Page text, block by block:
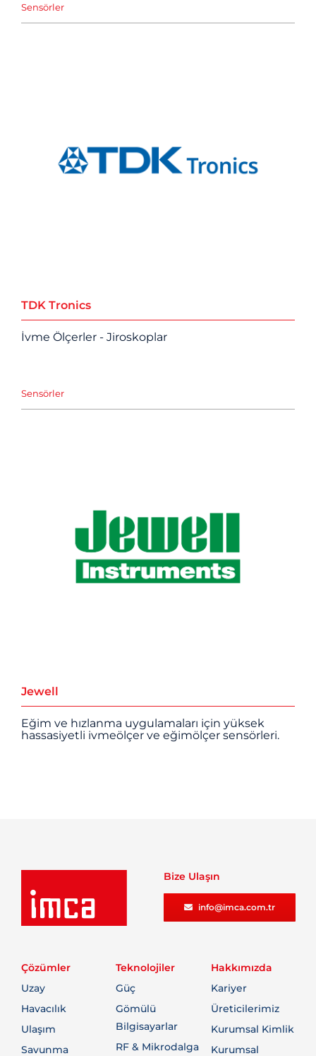
Sensörler
TDK Tronics
İvme Ölçerler - Jiroskoplar
Sensörler
Jewell
Eğim ve hızlanma uygulamaları için yüksek
hassasiyetli ivmeölçer ve eğimölçer sensörleri.
Çözümler
Uzay
Havacılık
Ulaşım
Savunma
Teknolojiler
Güç
Gömülü
Bilgisayarlar
RF & Mikrodalga
Hakkımızda
Kariyer
Üreticilerimiz
Kurumsal Kimlik
Kurumsal
Bize Ulaşın
info@imca.com.tr